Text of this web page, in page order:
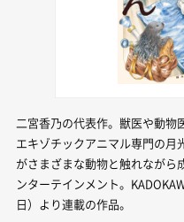
二宮香乃の代表作。獣医や動物
エキゾチックアニマル専門の月
がさまざまな動物と触れながら
ンターテインメント。
日）より連載の作品。